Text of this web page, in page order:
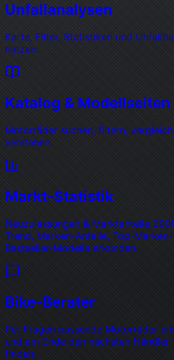
Unfallanalysen
Karte, Filter, Statistiken und
nutzen.
Katalog & Modellseiten
Motorräder suchen, filtern,
verstehen.
Markt-Statistik
Neuzulassungen & Marktanteile
Trend, Marken-Anteile, Top-
Bestseller-Modelle erkunden.
Bike-Berater
Per Fragen passende Motorräder
und am Ende den nächsten
finden.